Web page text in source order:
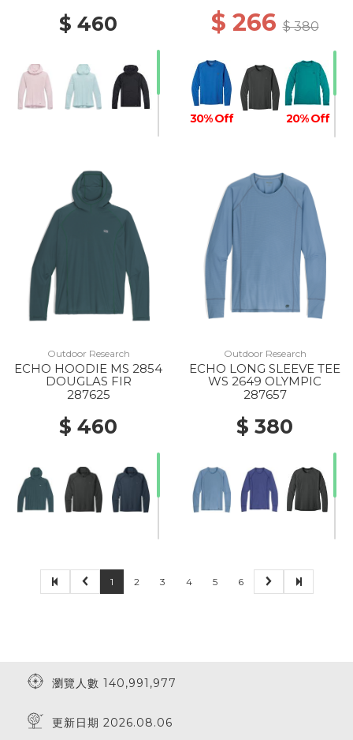
$ 460 $ 266$ 380
30% Off 20% Off
Outdoor Research
ECHO HOODIE MS 2854
DOUGLAS FIR
287625
$ 460
Outdoor Research
ECHO LONG SLEEVE TEE
WS 2649 OLYMPIC
287657
$ 380
1 2 3 4 5 6
瀏覽人數 140,991,977
更新日期 2026.08.06